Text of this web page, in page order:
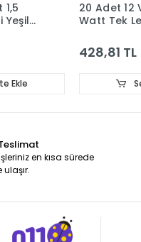
Yeşil
Ekle
20 Adet 12
Watt Tek
12A Tek
Dimmer 2A
428,81 TL
Teslimat
en kısa sürede
ulaşır.